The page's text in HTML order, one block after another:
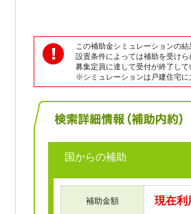
この補助金シミュレーションの結
設置条件によっては補助を受け
募集定員に達して受付が終了し
※シミュレーションは戸建住宅に
国からの補助
補助金額 現在利